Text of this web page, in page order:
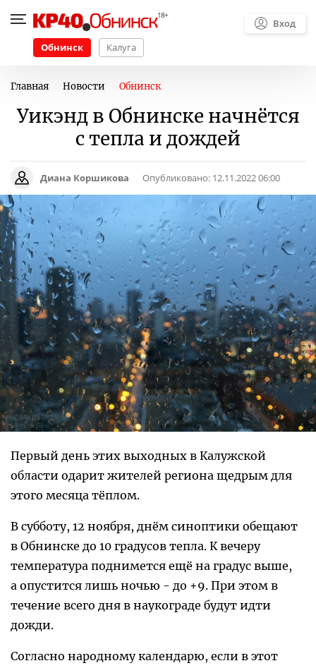
Обнинск Калуга
Вход
Главная Новости Обнинск
Уикэнд в Обнинске начнётся
с тепла и дождей
Диана Коршикова Опубликовано: 12.11.2022 06:00
Первый день этих выходных в Калужской
области одарит жителей региона щедрым для
этого месяца тёплом.
В субботу, 12 ноября, днём синоптики обещают
в Обнинске до 10 градусов тепла. К вечеру
температура поднимется ещё на градус выше,
а опустится лишь ночью - до +9. При этом в
течение всего дня в наукограде будут идти
дожди.
Согласно народному календарю, если в этот